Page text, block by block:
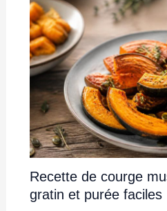
Recette de courge
gratin et purée faciles